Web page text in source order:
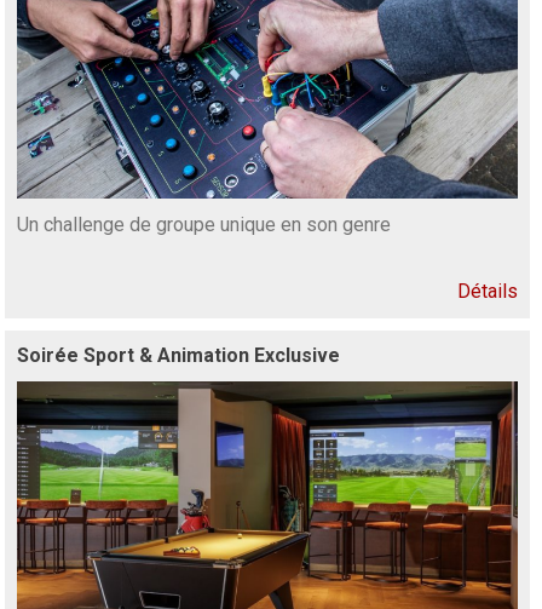
Un challenge de groupe unique en son genre
Détails
Soirée Sport & Animation Exclusive